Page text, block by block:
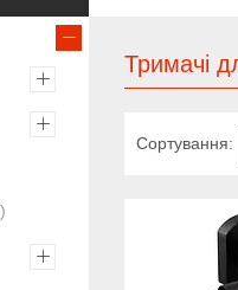
Тримачі